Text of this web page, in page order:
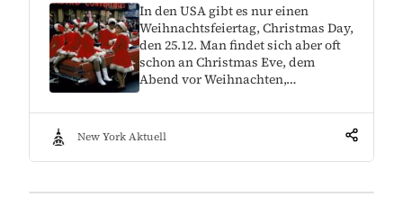
In den USA gibt es nur einen
Weihnachtsfeiertag, Christmas Day,
den 25.12. Man findet sich aber oft
schon an Christmas Eve, dem
Abend vor Weihnachten,…
New York Aktuell